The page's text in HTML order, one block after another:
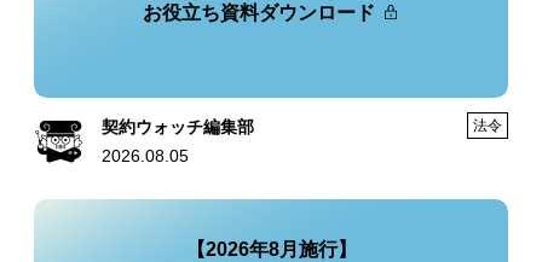
お役立ち資料ダウンロード
契約ウォッチ編集部
2026.08.05
法令
【2026年8月施行】